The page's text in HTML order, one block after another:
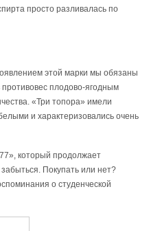
просто разливалась по
этой марки мы обязаны
плодово-ягодным
«Три топора» имели
и характеризовались очень
который продолжает
Покупать или нет?
о студенческой